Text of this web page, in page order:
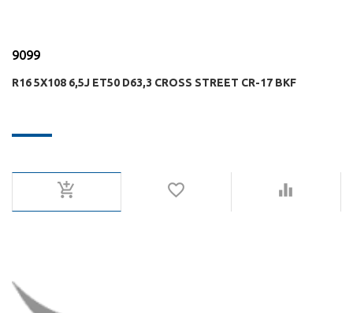
9099
R16 5X108 6,5J ET50 D63,3 CROSS STREET СR-17 BKF